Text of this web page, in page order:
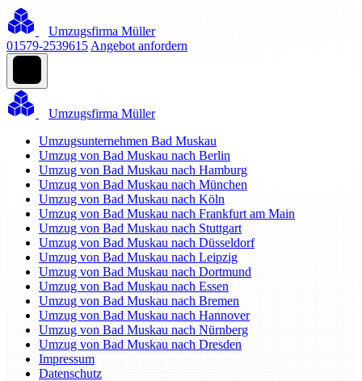
Umzugsfirma Müller
01579-2539615 Angebot anfordern
Umzugsfirma Müller
Umzugsunternehmen Bad Muskau
Umzug von Bad Muskau nach Berlin
Umzug von Bad Muskau nach Hamburg
Umzug von Bad Muskau nach München
Umzug von Bad Muskau nach Köln
Umzug von Bad Muskau nach Frankfurt am Main
Umzug von Bad Muskau nach Stuttgart
Umzug von Bad Muskau nach Düsseldorf
Umzug von Bad Muskau nach Leipzig
Umzug von Bad Muskau nach Dortmund
Umzug von Bad Muskau nach Essen
Umzug von Bad Muskau nach Bremen
Umzug von Bad Muskau nach Hannover
Umzug von Bad Muskau nach Nürnberg
Umzug von Bad Muskau nach Dresden
Impressum
Datenschutz